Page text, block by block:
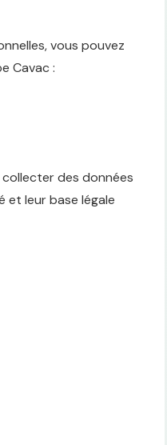
vous pouvez
Cavac :
des données
et leur base légale